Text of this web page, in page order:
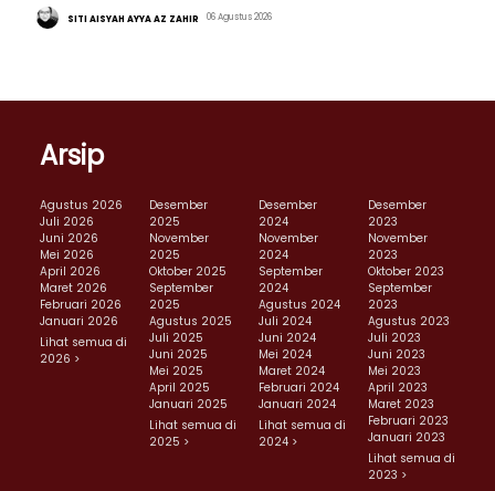
SITI AISYAH AYYA AZ ZAHIR 06 Agustus 2026
Arsip
Agustus 2026
Juli 2026
Juni 2026
Mei 2026
April 2026
Maret 2026
Februari 2026
Januari 2026
Lihat semua di
2026 >
Desember
2025
November
2025
Oktober 2025
September
2025
Agustus 2025
Juli 2025
Juni 2025
Mei 2025
April 2025
Januari 2025
Lihat semua di
2025 >
Desember
2024
November
2024
September
2024
Agustus 2024
Juli 2024
Juni 2024
Mei 2024
Maret 2024
Februari 2024
Januari 2024
Lihat semua di
2024 >
Desember
2023
November
2023
Oktober 2023
September
2023
Agustus 2023
Juli 2023
Juni 2023
Mei 2023
April 2023
Maret 2023
Februari 2023
Januari 2023
Lihat semua di
2023 >